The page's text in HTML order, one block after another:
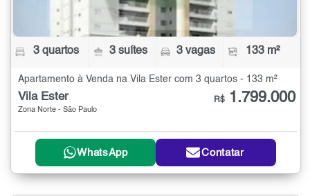
3 quartos 3 suítes 3 vagas 133 m²
Apartamento à Venda na Vila Ester com 3 quartos - 133 m²
Vila Ester
Zona Norte - São Paulo
R$ 1.799.000
WhatsApp Contatar